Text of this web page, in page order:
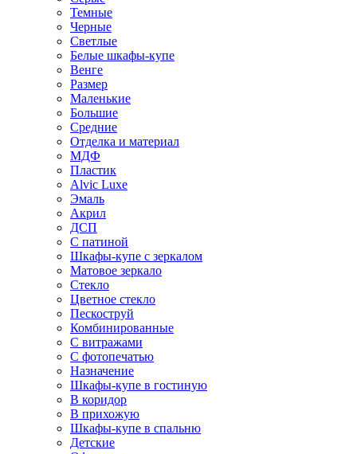
Темные
Черные
Светлые
Белые шкафы-купе
Венге
Размер
Маленькие
Большие
Средние
Отделка и материал
МДФ
Пластик
Alvic Luxe
Эмаль
Акрил
ДСП
С патиной
Шкафы-купе с зеркалом
Матовое зеркало
Стекло
Цветное стекло
Пескоструй
Комбинированные
С витражами
С фотопечатью
Назначение
Шкафы-купе в гостиную
В коридор
В прихожую
Шкафы-купе в спальню
Детские